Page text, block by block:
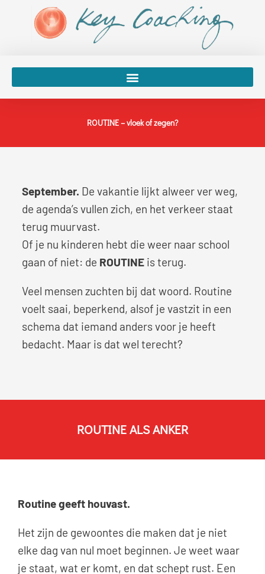
ROUTINE – vloek of zegen?
September. De vakantie lijkt alweer ver weg,
de agenda’s vullen zich, en het verkeer staat
terug muurvast.
Of je nu kinderen hebt die weer naar school
gaan of niet: de ROUTINE is terug.
Veel mensen zuchten bij dat woord. Routine
voelt saai, beperkend, alsof je vastzit in een
schema dat iemand anders voor je heeft
bedacht. Maar is dat wel terecht?
ROUTINE ALS ANKER
Routine geeft houvast.
Het zijn de gewoontes die maken dat je niet
elke dag van nul moet beginnen. Je weet waar
je staat, wat er komt, en dat schept rust. Een